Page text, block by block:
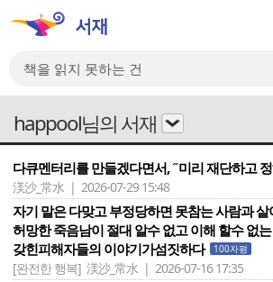
happool님의 서재
다큐멘터리를 만들겠다면서, ˝미리 재단하고
渼沙_常水 | 2026-07-29 15:48
자기 말은 다맞고 부정당하면 못참는 사람과
허망한 죽음남이 절대 알수 없고 이해 할수 없
갖힌피해자들의 이야기가섬짓하다
100자평
[완전한 행복] 渼沙_常水 | 2026-07-16 17:35